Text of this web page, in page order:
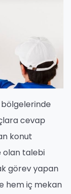
cevap
konut
olan talebi
görev yapan
hem iç mekan